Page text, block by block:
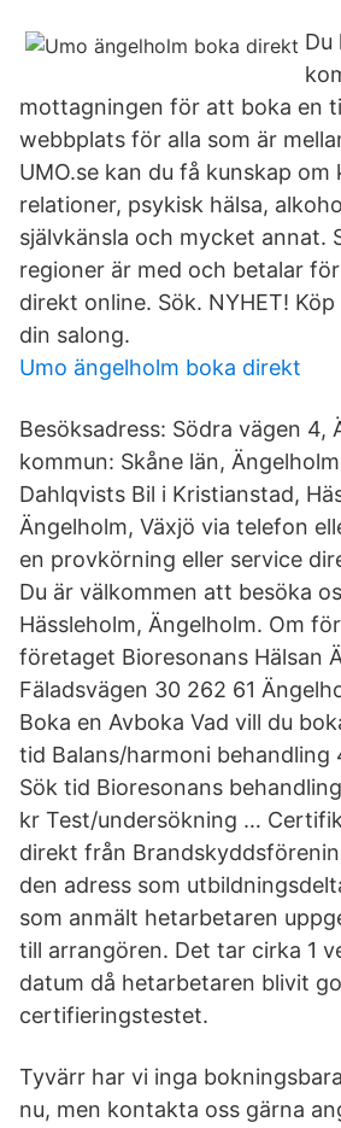
Du
mottagningen för att boka en
webbplats för alla som är
UMO.se kan du få kunskap om
relationer, psykisk hälsa,
självkänsla och mycket annat.
regioner är med och betalar
direkt online. Sök. NYHET!
din salong.
Umo ängelholm boka direkt
Besöksadress: Södra vägen 4,
kommun: Skåne län,
Dahlqvists Bil i Kristianstad,
Ängelholm, Växjö via telefon
en provkörning eller service
Du är välkommen att besöka
Hässleholm, Ängelholm. Om
företaget Bioresonans Hälsan
Fäladsvägen 30 262 61
Boka en Avboka Vad vill du
tid Balans/harmoni behandling
Sök tid Bioresonans
kr Test/undersökning …
direkt från
den adress som
som anmält hetarbetaren
till arrangören. Det tar cirka 1
datum då hetarbetaren blivit
certifieringstestet.
Tyvärr har vi inga
nu, men kontakta oss gärna